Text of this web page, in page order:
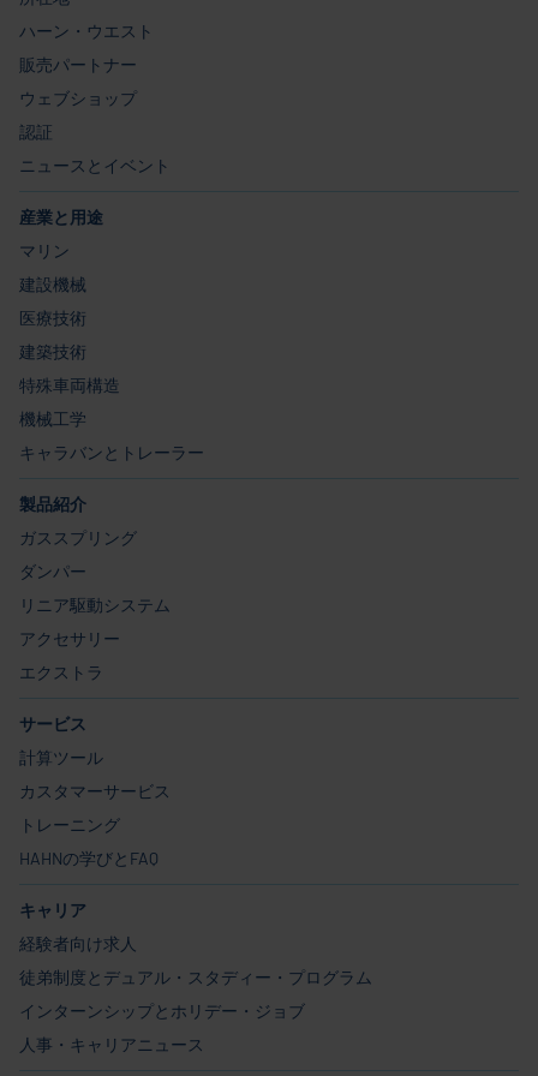
ハーン・ウエスト
販売パートナー
ウェブショップ
認証
ニュースとイベント
産業と用途
マリン
建設機械
医療技術
建築技術
特殊車両構造
機械工学
キャラバンとトレーラー
製品紹介
ガススプリング
ダンパー
リニア駆動システム
アクセサリー
エクストラ
サービス
計算ツール
カスタマーサービス
トレーニング
HAHNの学びとFAQ
キャリア
経験者向け求人
徒弟制度とデュアル・スタディー・プログラム
インターンシップとホリデー・ジョブ
人事・キャリアニュース